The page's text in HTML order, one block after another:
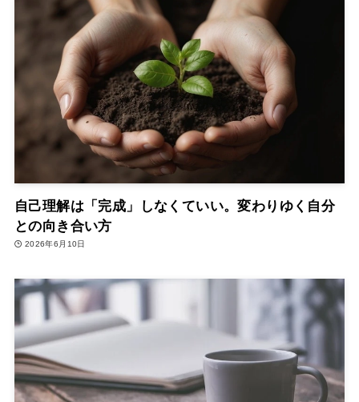
自己理解は「完成」しなくていい。変わりゆく自分
との向き合い方
2026年6月10日